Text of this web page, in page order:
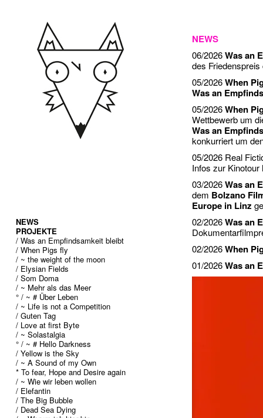
NEWS
PROJEKTE
/ Was an Empfindsamkeit bleibt
/ When Pigs fly
/ ~ the weight of the moon
/ Elysian Fields
/ Som Doma
/ ~ Mehr als das Meer
° / ~ # Über Leben
/ ~ Life is not a Competition
/ Guten Tag
/ Love at first Byte
/ ~ Solastalgia
° / ~ # Hello Darkness
/ Yellow is the Sky
/ ~ A Sound of my Own
* To fear, Hope and Desire again
/ ~ Wie wir leben wollen
/ Elefantin
/ The Big Bubble
/ Dead Sea Dying
NEWS
06/2026Was an
des
05/2026When
Was an
05/2026When
Wettbewerb um
Was an
konkurriert um
05/2026 Real
Infos zur Kinotour
03/2026Was an
dem Bolzano
Europe in Linz
02/2026Was an
02/2026When
01/2026Was an